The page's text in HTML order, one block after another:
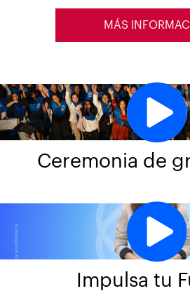
MÁS
Ceremonia de
Impulsa tu